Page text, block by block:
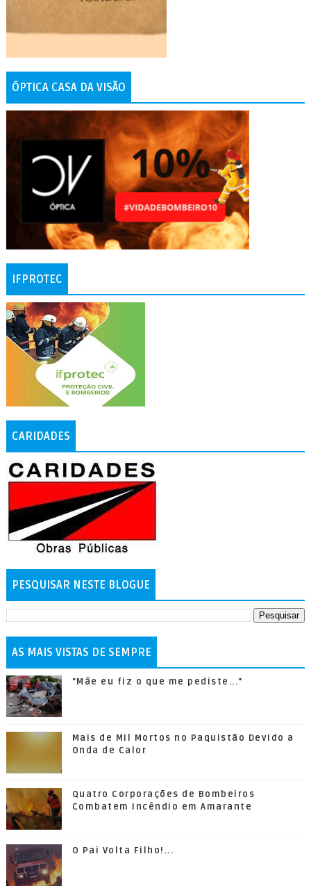
ÓPTICA CASA DA VISÃO
IFPROTEC
CARIDADES
PESQUISAR NESTE BLOGUE
AS MAIS VISTAS DE SEMPRE
"Mãe eu fiz o que me pediste..."
Mais de Mil Mortos no Paquistão Devido a
Onda de Calor
Quatro Corporações de Bombeiros
Combatem Incêndio em Amarante
O Pai Volta Filho!...